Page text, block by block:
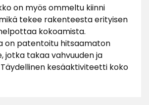
on myös ommeltu kiinni
tekee rakenteesta erityisen
kokoamista.
on patentoitu hitsaamaton
jotka takaa vahvuuden ja
kesäaktiviteetti koko